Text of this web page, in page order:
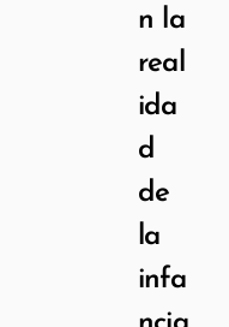
n la
real
ida
d
de
la
infa